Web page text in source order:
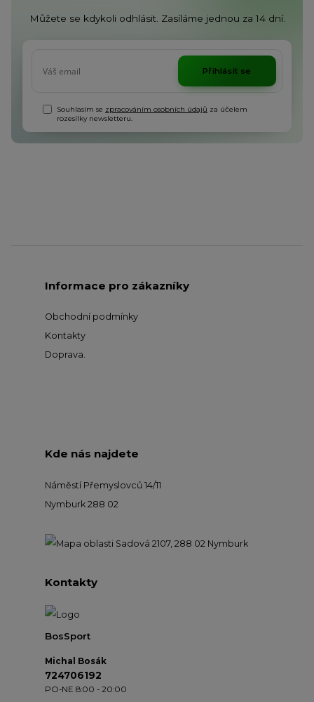
Můžete se kdykoli odhlásit. Zasíláme jednou za 14 dní.
Přihlásit se
Souhlasím se zpracováním osobních údajů za účelem
rozesílky newsletteru.
Informace pro zákazníky
Obchodní podmínky
Kontakty
Doprava.
Kde nás najdete
Náměstí Přemyslovců 14/11
Nymburk 288 02
Kontakty
BosSport
Michal Bosák
724706192
PO-NE 8:00 - 20:00